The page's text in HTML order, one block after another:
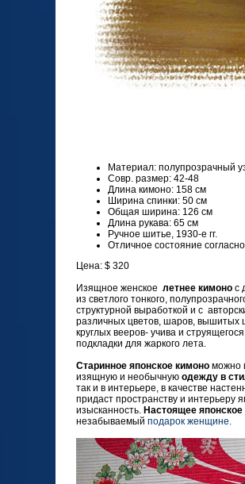
Материал: полупрозрачный
Совр. размер: 42-48
Длина кимоно: 158 см
Ширина спинки: 50 см
Общая ширина: 126 см
Длина рукава: 65 см
Ручное шитье, 1930-е гг.
Отличное состояние
Цена: $ 320
Изящное женское летнее кимоно с
из светлого тонкого,
структурной выработкой и с
различных цветов, шаров, вышитых
круглых вееров- учива и
подкладки для жаркого лета.
Старинное японское кимоно можно
изящную и необычную одежду в
так и в интерьере, в качестве
придаст пространству и интерьеру
изысканность. Настоящее
незабываемый подарок женщине.